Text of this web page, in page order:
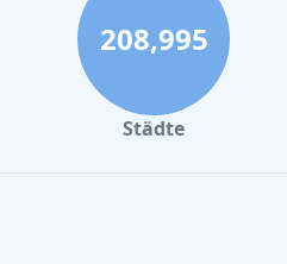
208,995
Städte